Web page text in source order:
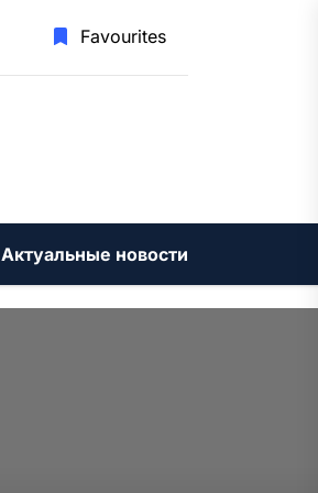
Favourites
Актуальные новости